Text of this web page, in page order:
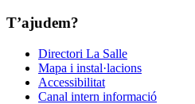
T’ajudem?
Directori La Salle
Mapa i instal·lacions
Accessibilitat
Canal intern informació